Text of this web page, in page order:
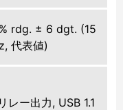
rdg. ± 6 dgt. (15
代表値)
レー出力, USB 1.1